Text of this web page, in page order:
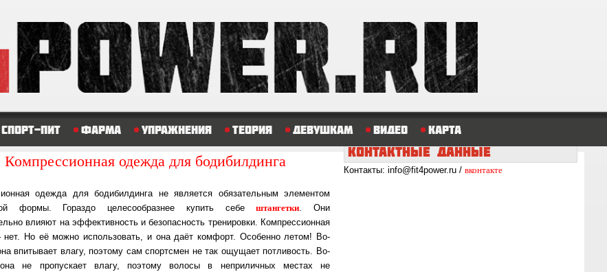
Спорт-пит Фарма Упражнения Теория Девушкам Видео Карта
Компрессионная одежда для бодибилдинга
одежда для бодибилдинга не является обязательным элементом
формы. Гораздо целесообразнее купить себештангетки. Они
влияют на эффективность и безопасность тренировки. Компрессионная
Но её можно использовать, и она даёт комфорт. Особенно летом! Во-
впитывает влагу, поэтому сам спортсмен не так ощущает потливость. Во-
не пропускает влагу, поэтому волосы в неприличных местах не
КОНТАКТНЫЕДАННЫЕ
Контакты: info@fit4power.ru / вконтакте